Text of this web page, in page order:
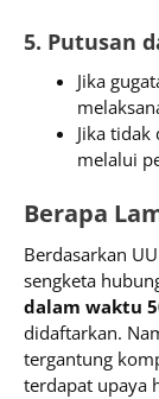
5. Putusan
Jika
Jika
melalui
Berapa
Berdasarkan
sengketa
dalam waktu
didaftarkan.
tergantung
terdapat upaya